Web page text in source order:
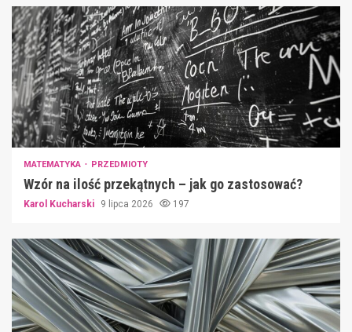
MATEMATYKA PRZEDMIOTY
Wzór na ilość przekątnych – jak go zastosować?
Karol Kucharski 9 lipca 2026 197